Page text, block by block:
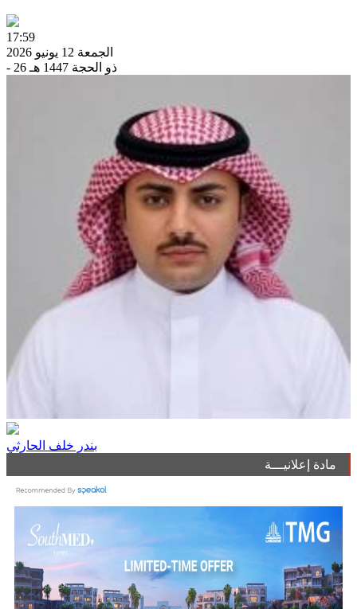
17:59
الجمعة 12 يونيو 2026
- 26 ذو الحجة 1447 هـ
بندر خلف الحارثي
مادة إعلانيـــة